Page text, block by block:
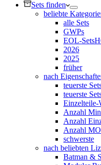
Sets finden
beliebte
alle Sets
GWPs
EOL-Sets
2026
2025
früher
nach
teuerste
teuerste
Einzelteile-
Anzahl
Anzahl
Anzahl
schwerste
nach beliebten
Batman &